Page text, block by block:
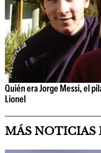
Quién era Jorge Messi, el
Lionel
MÁS NOTICIAS